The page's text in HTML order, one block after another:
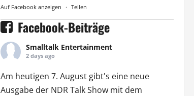
Auf Facebook anzeigen · Teilen
Facebook-Beiträge
Smalltalk Entertainment
2 days ago
Am heutigen 7. August gibt's eine neue
Ausgabe der NDR Talk Showmit dem